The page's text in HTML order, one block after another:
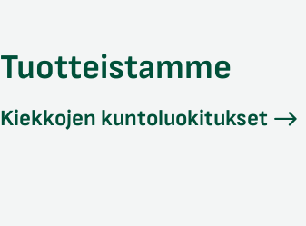
Tuotteistamme
Kiekkojen kuntoluokitukset